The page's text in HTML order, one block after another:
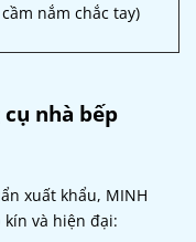
nắm chắc tay)
nhà bếp
xuất khẩu, MINH
kín và hiện đại: